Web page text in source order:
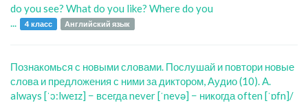
do you see? What do you like? Where do you
...
4 класс Английский язык
Познакомься с новыми словами. Послушай и повтори новые
слова и предложения с ними за диктором, Аудио (10). A.
always [ˈɔ:lweɪz] − всегда never [ˈnevə] − никогда often [ˈɒfn]/